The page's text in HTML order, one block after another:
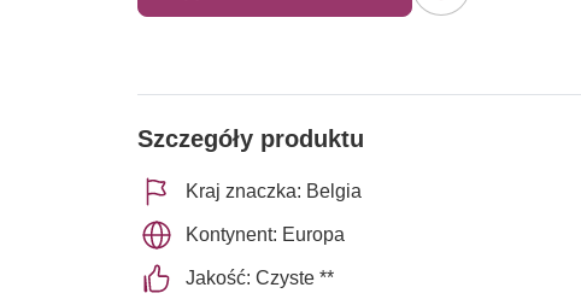
Szczegóły produktu
Kraj znaczka: Belgia
Kontynent: Europa
Jakość: Czyste **